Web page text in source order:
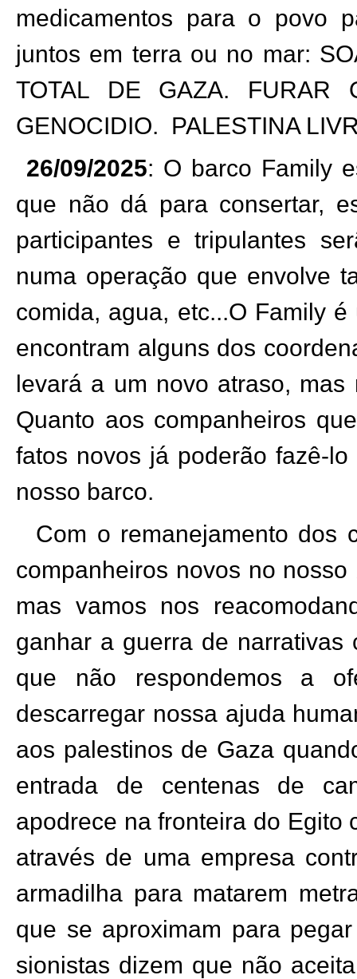
medicamentos para o povo
juntos em terra ou no mar:
TOTAL DE GAZA. FURAR
GENOCIDIO. PALESTINA
26/09/2025: O barco Family
que não dá para consertar,
participantes e tripulantes
numa operação que envolve
comida, agua, etc...O Family
encontram alguns dos
levará a um novo atraso,
Quanto aos companheiros
fatos novos já poderão fazê-
nosso barco.
Com o remanejamento dos
companheiros novos no
mas vamos nos
ganhar a guerra de
que não respondemos a
descarregar nossa ajuda
aos palestinos de Gaza
entrada de centenas de
apodrece na fronteira do Egito
através de uma empresa
armadilha para matarem
que se aproximam para
sionistas dizem que não